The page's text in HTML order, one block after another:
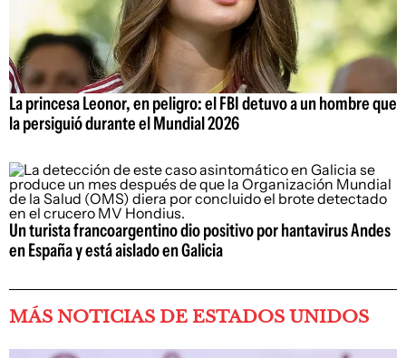
La princesa Leonor, en peligro: el FBI detuvo a un hombre que
la persiguió durante el Mundial 2026
Un turista francoargentino dio positivo por hantavirus Andes
en España y está aislado en Galicia
MÁS NOTICIAS DE ESTADOS UNIDOS